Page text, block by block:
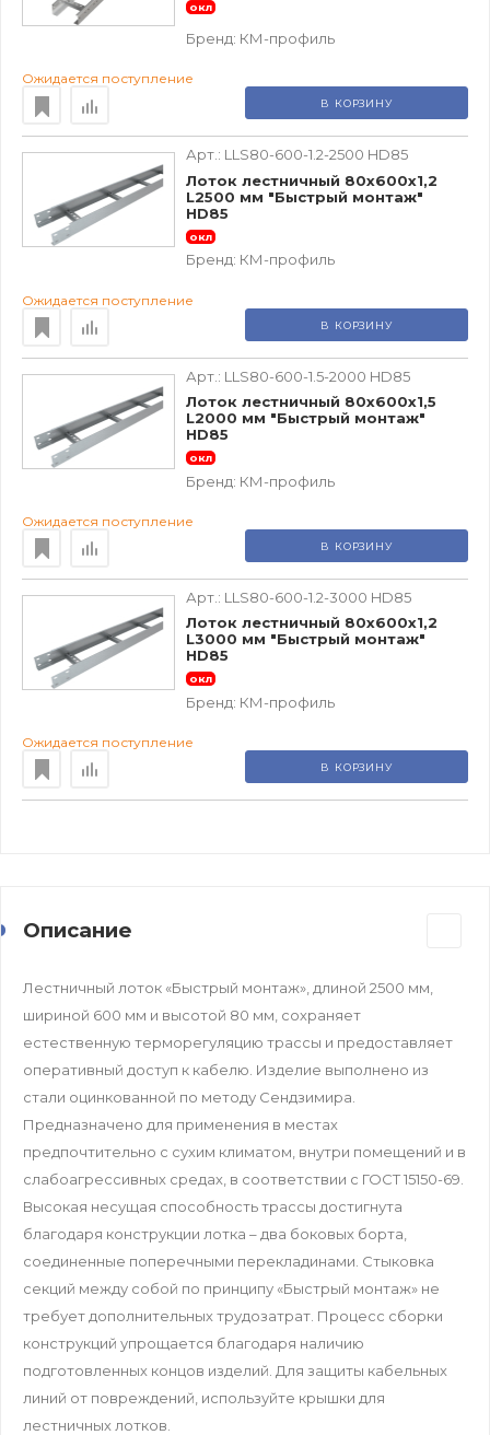
окл
Бренд: КМ-профиль
Ожидается поступление
В КОРЗИНУ
Арт.: LLS80-600-1.2-2500 HD85
Лоток лестничный 80х600х1,2
L2500 мм "Быстрый монтаж"
HD85
окл
Бренд: КМ-профиль
Ожидается поступление
В КОРЗИНУ
Арт.: LLS80-600-1.5-2000 HD85
Лоток лестничный 80х600х1,5
L2000 мм "Быстрый монтаж"
HD85
окл
Бренд: КМ-профиль
Ожидается поступление
В КОРЗИНУ
Арт.: LLS80-600-1.2-3000 HD85
Лоток лестничный 80х600х1,2
L3000 мм "Быстрый монтаж"
HD85
окл
Бренд: КМ-профиль
Ожидается поступление
В КОРЗИНУ
Описание
Лестничный лоток «Быстрый монтаж», длиной 2500 мм,
шириной 600 мм и высотой 80 мм, сохраняет
естественную терморегуляцию трассы и предоставляет
оперативный доступ к кабелю. Изделие выполнено из
стали оцинкованной по методу Сендзимира.
Предназначено для применения в местах
предпочтительно с сухим климатом, внутри помещений и в
слабоагрессивных средах, в соответствии с ГОСТ 15150-69.
Высокая несущая способность трассы достигнута
благодаря конструкции лотка – два боковых борта,
соединенные поперечными перекладинами. Стыковка
секций между собой по принципу «Быстрый монтаж» не
требует дополнительных трудозатрат. Процесс сборки
конструкций упрощается благодаря наличию
подготовленных концов изделий. Для защиты кабельных
линий от повреждений, используйте крышки для
лестничных лотков.